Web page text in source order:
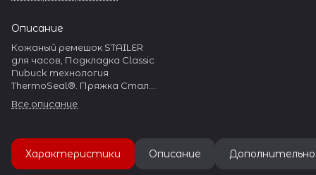
Описание
Кожаный ремешок STAILER
для часов, Подкладка Classic
Nubuck технология
ThermoSeal®. Пряжка Сталь
Все описание
Характеристики Описание Дополнительно